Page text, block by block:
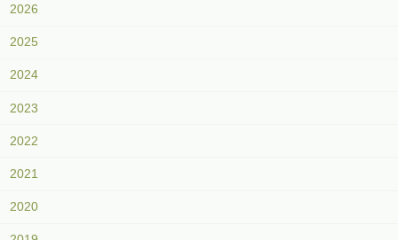
2026
2025
2024
2023
2022
2021
2020